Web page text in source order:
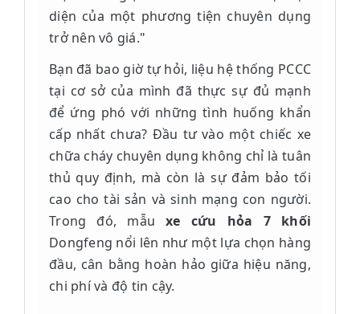
diện của một phương tiện chuyên dụng
trở nên vô giá."
Bạn đã bao giờ tự hỏi, liệu hệ thống PCCC
tại cơ sở của mình đã thực sự đủ mạnh
để ứng phó với những tình huống khẩn
cấp nhất chưa? Đầu tư vào một chiếc xe
chữa cháy chuyên dụng không chỉ là tuân
thủ quy định, mà còn là sự đảm bảo tối
cao cho tài sản và sinh mạng con người.
Trong đó, mẫuxe cứu hỏa 7 khối
Dongfeng nổi lên như một lựa chọn hàng
đầu, cân bằng hoàn hảo giữa hiệu năng,
chi phí và độ tin cậy.